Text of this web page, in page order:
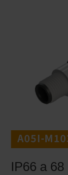
A05I-
IP66 a